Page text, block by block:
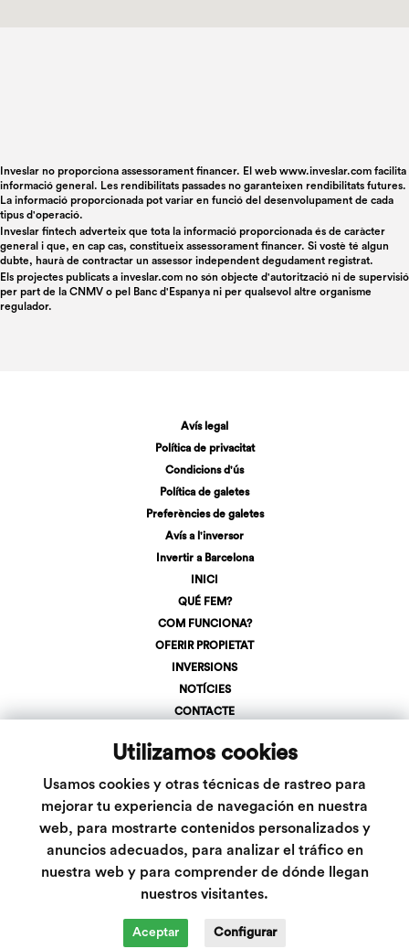
Utilizamos cookies
Usamos cookies y otras técnicas de rastreo para
mejorar tu experiencia de navegación en nuestra
web, para mostrarte contenidos personalizados y
anuncios adecuados, para analizar el tráfico en
nuestra web y para comprender de dónde llegan
nuestros visitantes.
Aceptar Configurar
Inveslar no proporciona assessorament financer. El web www.inveslar.com facilita
informació general. Les rendibilitats passades no garanteixen rendibilitats futures.
La informació proporcionada pot variar en funció del desenvolupament de cada
tipus d'operació.
Inveslar fintech adverteix que tota la informació proporcionada és de caràcter
general i que, en cap cas, constitueix assessorament financer. Si vostè té algun
dubte, haurà de contractar un assessor independent degudament registrat.
Els projectes publicats a inveslar.com no són objecte d'autorització ni de supervisió
per part de la CNMV o pel Banc d'Espanya ni per qualsevol altre organisme
regulador.
Avís legal
Política de privacitat
Condicions d'ús
Política de galetes
Preferències de galetes
Avís a l'inversor
Invertir a Barcelona
INICI
QUÉ FEM?
COM FUNCIONA?
OFERIR PROPIETAT
INVERSIONS
NOTÍCIES
CONTACTE
LOGIN
+34 623 107 275
info@inveslar.com
Segueix-nos